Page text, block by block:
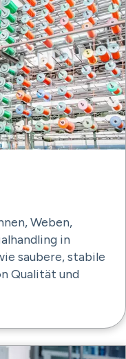
Weben,
in
saubere, stabile
Qualität und